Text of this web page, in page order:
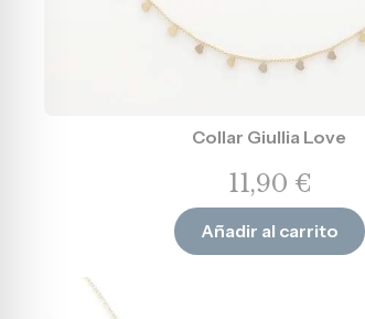
Collar Giullia Love
11,90 €
Añadir al carrito